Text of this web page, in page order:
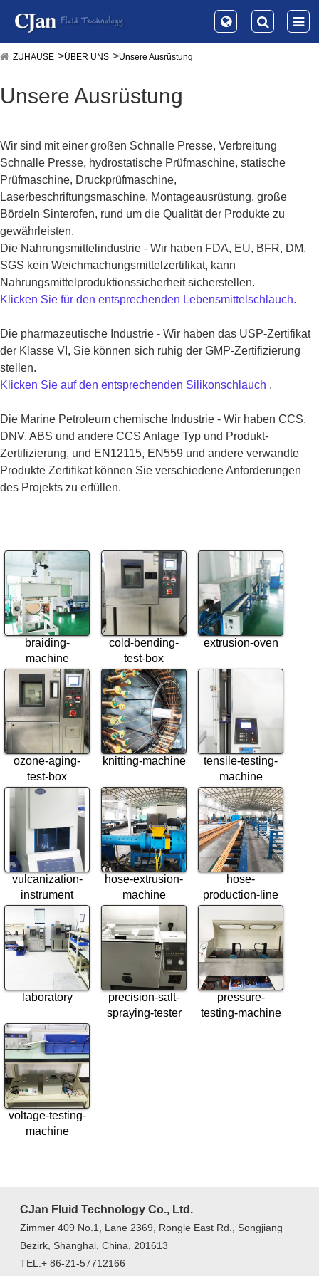
ZUHAUSE ÜBER UNS Unsere Ausrüstung
Unsere Ausrüstung
Wir sind mit einer großen Schnalle Presse, Verbreitung
Schnalle Presse, hydrostatische Prüfmaschine, statische
Prüfmaschine, Druckprüfmaschine,
Laserbeschriftungsmaschine, Montageausrüstung, große
Bördeln Sinterofen, rund um die Qualität der Produkte zu
gewährleisten.
Die Nahrungsmittelindustrie - Wir haben FDA, EU, BFR, DM,
SGS kein Weichmachungsmittelzertifikat, kann
Nahrungsmittelproduktionssicherheit sicherstellen.
Klicken Sie für den entsprechenden Lebensmittelschlauch.
Die pharmazeutische Industrie - Wir haben das USP-Zertifikat
der Klasse VI, Sie können sich ruhig der GMP-Zertifizierung
stellen.
Klicken Sie auf den entsprechenden Silikonschlauch .
Die Marine Petroleum chemische Industrie - Wir haben CCS,
DNV, ABS und andere CCS Anlage Typ und Produkt-
Zertifizierung, und EN12115, EN559 und andere verwandte
Produkte Zertifikat können Sie verschiedene Anforderungen
des Projekts zu erfüllen.
braiding-
machine
cold-bending-
test-box
extrusion-oven
ozone-aging-
test-box
knitting-machine
tensile-testing-
machine
vulcanization-
instrument
hose-extrusion-
machine
hose-
production-line
laboratory
precision-salt-
spraying-tester
pressure-
testing-machine
voltage-testing-
machine
CJan Fluid Technology Co., Ltd.
Zimmer 409 No.1, Lane 2369, Rongle East Rd., Songjiang
Bezirk, Shanghai, China, 201613
TEL:+ 86-21-57712166